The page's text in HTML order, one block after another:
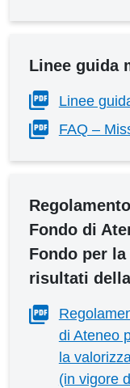
Linee guida
Linee
FAQ –
Fondo di
Fondo per
risultati
di Ateneo
la
(in vigore